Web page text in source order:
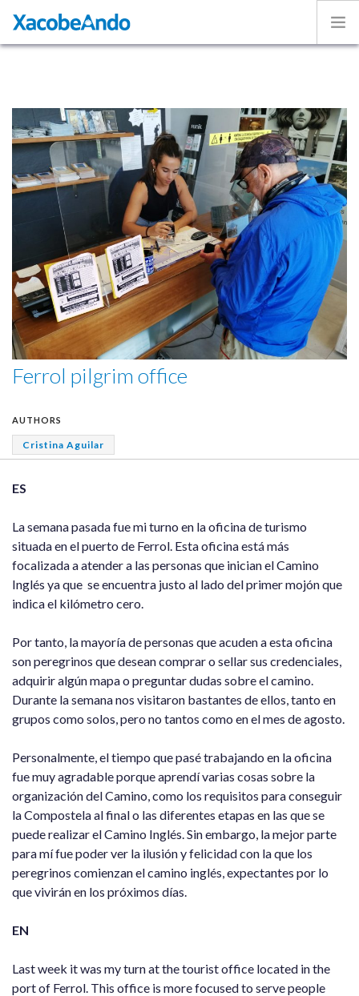
Caminos
Volunteer
Experiences
Exhibition
Ferrol pilgrim office
AUTHORS
Cristina Aguilar
ES
La semana pasada fue mi turno en la oficina de turismo
situada en el puerto de Ferrol. Esta oficina está más
focalizada a atender a las personas que inician el Camino
Inglés ya que se encuentra justo al lado del primer mojón que
indica el kilómetro cero.
Por tanto, la mayoría de personas que acuden a esta oficina
son peregrinos que desean comprar o sellar sus credenciales,
adquirir algún mapa o preguntar dudas sobre el camino.
Durante la semana nos visitaron bastantes de ellos, tanto en
grupos como solos, pero no tantos como en el mes de agosto.
Personalmente, el tiempo que pasé trabajando en la oficina
fue muy agradable porque aprendí varias cosas sobre la
organización del Camino, como los requisitos para conseguir
la Compostela al final o las diferentes etapas en las que se
puede realizar el Camino Inglés. Sin embargo, la mejor parte
para mí fue poder ver la ilusión y felicidad con la que los
peregrinos comienzan el camino inglés, expectantes por lo
que vivirán en los próximos días.
EN
Last week it was my turn at the tourist office located in the
port of Ferrol. This office is more focused to serve people